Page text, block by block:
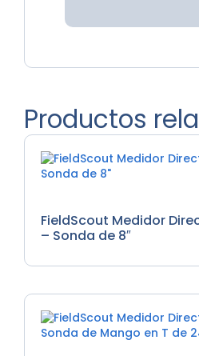
Productos
FieldScout Medidor
– Sonda de 8″